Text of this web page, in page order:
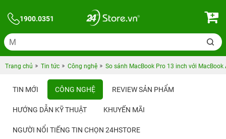
1900.0351
Trang chủ Tin tức Công nghệ So sánh MacBook Pro 13 inch với MacBook
TIN MỚI CÔNG NGHỆ REVIEW SẢN PHẨM
HƯỚNG DẪN KỸ THUẬT KHUYẾN MÃI
NGƯỜI NỔI TIẾNG TIN CHỌN 24HSTORE